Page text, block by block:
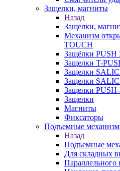
Защелки, магниты
Назад
Защелки,
Механизм
TOUCH
Защёлки
Защелки T-
Защелки
Защелки
Защелки
Защелки
Магниты
Фиксаторы
Подъемные
Назад
Подъемные
Для складных
Параллельного